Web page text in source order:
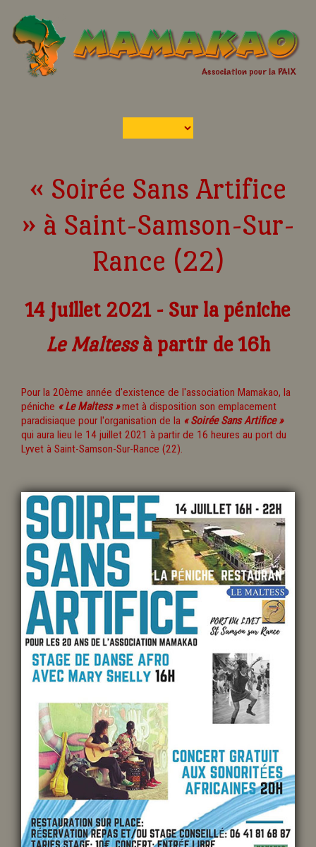
« Soirée Sans Artifice
» à Saint-Samson-Sur-
Rance (22)
14 juillet 2021 - Sur la péniche
Le Maltessà partir de 16h
Pour la 20ème année d'existence de l'association Mamakao, la
péniche « Le Maltess »met à disposition son emplacement
paradisiaque pour l'organisation de la « Soirée Sans Artifice »
qui aura lieu le 14 juillet 2021 à partir de 16 heures au port du
Lyvet à Saint-Samson-Sur-Rance (22).